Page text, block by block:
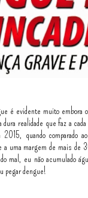
é evidente muito embora
realidade que faz a
quando comparado
a uma margem de mais de
mal, eu não acumulado
pegar dengue!